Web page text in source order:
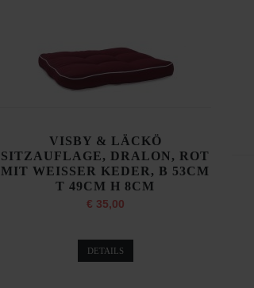
VISBY & LÄCKÖ
SITZAUFLAGE, DRALON, ROT
MIT WEISSER KEDER, B 53CM
T 49CM H 8CM
€ 35,00
DETAILS